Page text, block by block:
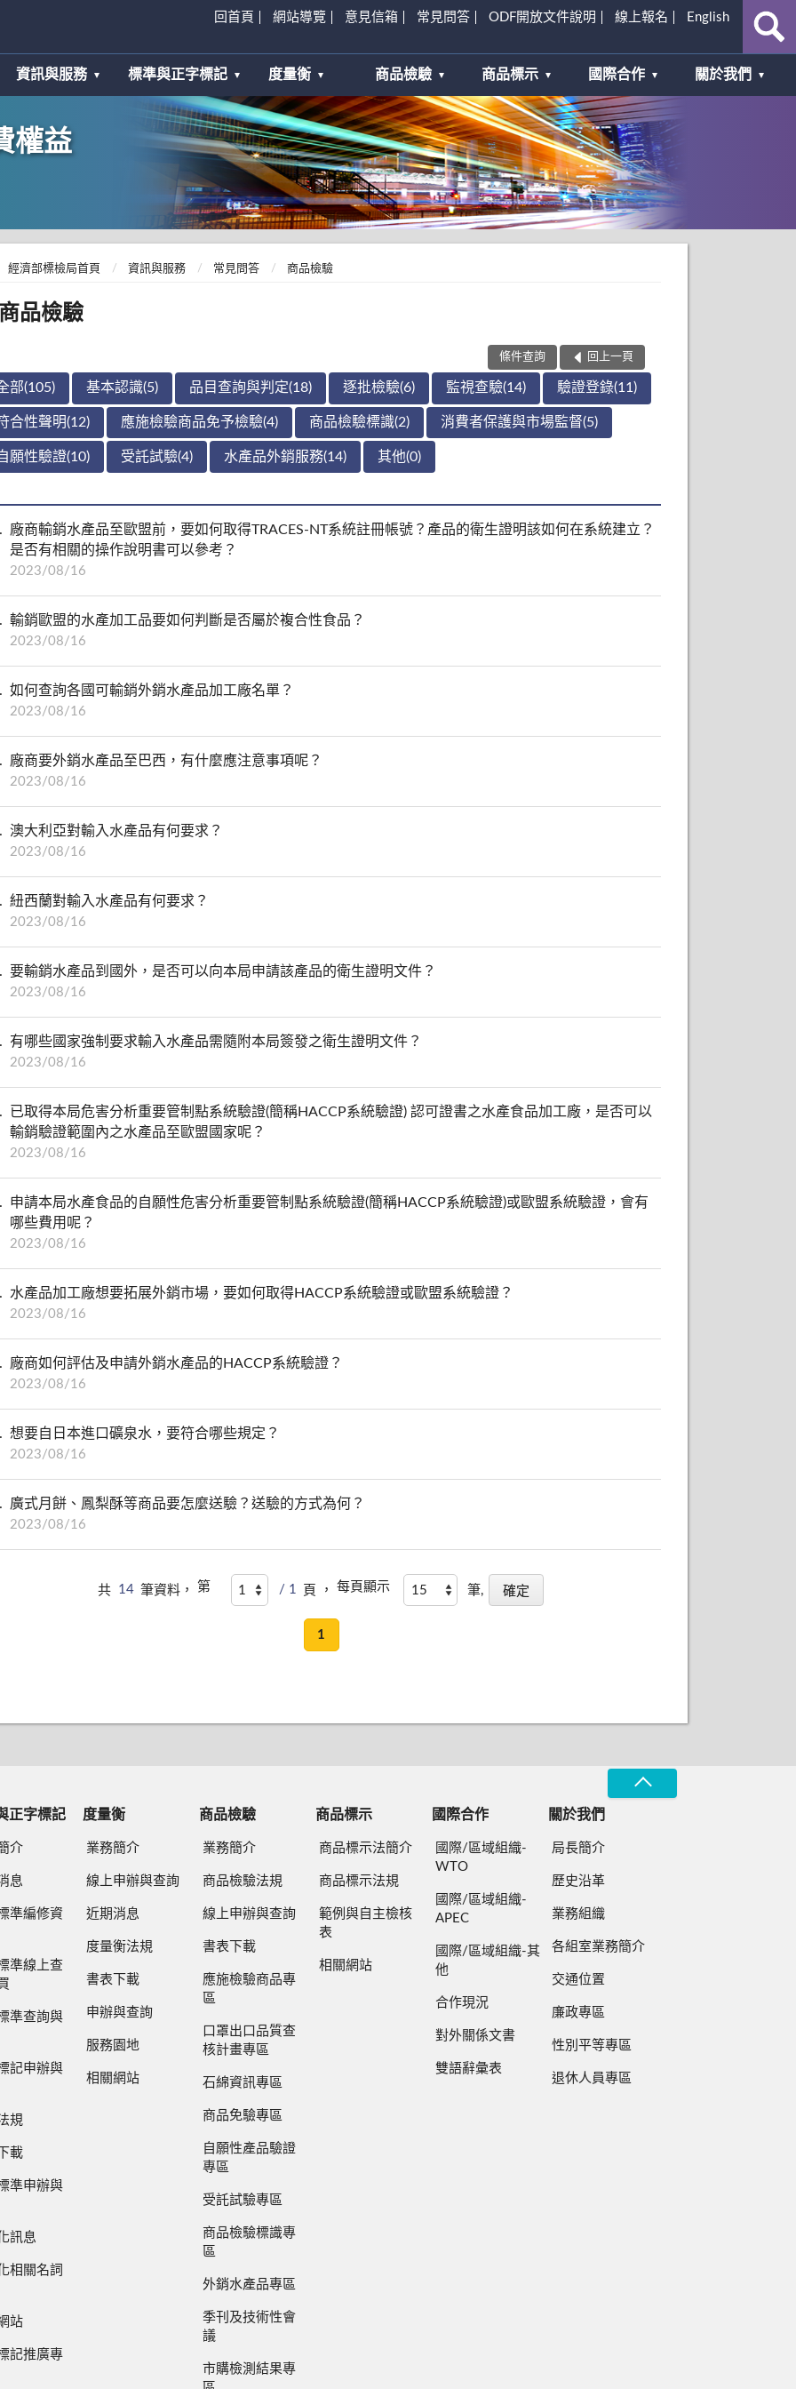
回首頁 網站導覽 意見信箱 常見問答 ODF開放文件說明 線上報名 English
資訊與服務 標準與正字標記 度量衡 商品檢驗 商品標示 國際合作 關於我們
權益
經濟部標檢局首頁 資訊與服務 常見問答 商品檢驗
商品檢驗
條件查詢 回上一頁
部(105) 基本認識(5) 品目查詢與判定(18) 逐批檢驗(6) 監視查驗(14) 驗證登錄(11)
合性聲明(12) 應施檢驗商品免予檢驗(4) 商品檢驗標識(2) 消費者保護與市場監督(5)
願性驗證(10) 受託試驗(4) 水產品外銷服務(14) 其他(0)
廠商輸銷水產品至歐盟前，要如何取得TRACES-NT系統註冊帳號？產品的衛生證明該如何在系統建立？
是否有相關的操作說明書可以參考？
2023/08/16
輸銷歐盟的水產加工品要如何判斷是否屬於複合性食品？
2023/08/16
如何查詢各國可輸銷外銷水產品加工廠名單？
2023/08/16
廠商要外銷水產品至巴西，有什麼應注意事項呢？
2023/08/16
澳大利亞對輸入水產品有何要求？
2023/08/16
紐西蘭對輸入水產品有何要求？
2023/08/16
要輸銷水產品到國外，是否可以向本局申請該產品的衛生證明文件？
2023/08/16
有哪些國家強制要求輸入水產品需隨附本局簽發之衛生證明文件？
2023/08/16
已取得本局危害分析重要管制點系統驗證(簡稱HACCP系統驗證) 認可證書之水產食品加工廠，是否可以
輸銷驗證範圍內之水產品至歐盟國家呢？
2023/08/16
申請本局水產食品的自願性危害分析重要管制點系統驗證(簡稱HACCP系統驗證)或歐盟系統驗證，會有
哪些費用呢？
2023/08/16
水產品加工廠想要拓展外銷市場，要如何取得HACCP系統驗證或歐盟系統驗證？
2023/08/16
廠商如何評估及申請外銷水產品的HACCP系統驗證？
2023/08/16
想要自日本進口礦泉水，要符合哪些規定？
2023/08/16
廣式月餅、鳳梨酥等商品要怎麼送驗？送驗的方式為何？
2023/08/16
共 14 筆資料， 第 / 1 頁 ， 每頁顯示 筆,
1
正字標記
介
息
準編修資
準線上查
準查詢與
記申辦與
規
載
準申辦與
訊息
相關名詞
站
記推廣專
度量衡
業務簡介
線上申辦與查詢
近期消息
度量衡法規
書表下載
申辦與查詢
服務園地
相關網站
商品檢驗
業務簡介
商品檢驗法規
線上申辦與查詢
書表下載
應施檢驗商品專
區
口罩出口品質查
核計畫專區
石綿資訊專區
商品免驗專區
自願性產品驗證
專區
受託試驗專區
商品檢驗標識專
區
外銷水產品專區
季刊及技術性會
議
市購檢測結果專
商品標示
商品標示法簡介
商品標示法規
範例與自主檢核
表
相關網站
國際合作
國際/區域組織-
WTO
國際/區域組織-
APEC
國際/區域組織-其
他
合作現況
對外關係文書
雙語辭彙表
關於我們
局長簡介
歷史沿革
業務組織
各組室業務簡介
交通位置
廉政專區
性別平等專區
退休人員專區